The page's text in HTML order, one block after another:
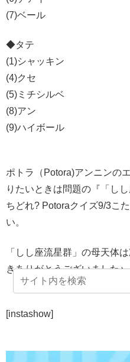
(7)ベール
◆タテ
(1)シャッキン
(4)クセ
(5)ミチシルベ
(8)アン
(9)ハイボール
ポトラ（Potora)アンニンの
りたいときは問題の『「し
ちどれ? Potoraクイズ9/3こ
い。
「しし座流星群」の母天体
きありがとうございました♪
[instashow]